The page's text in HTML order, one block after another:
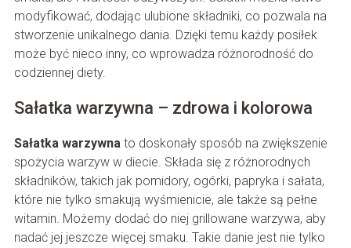
modyfikować, dodając ulubione składniki, co pozwala na
stworzenie unikalnego dania. Dzięki temu każdy posiłek
może być nieco inny, co wprowadza różnorodność do
codziennej diety.
Sałatka warzywna – zdrowa i kolorowa
Sałatka warzywnato doskonały sposób na zwiększenie
spożycia warzyw w diecie. Składa się z różnorodnych
składników, takich jak pomidory, ogórki, papryka i sałata,
które nie tylko smakują wyśmienicie, ale także są pełne
witamin. Możemy dodać do niej grillowane warzywa, aby
nadać jej jeszcze więcej smaku. Takie danie jest nie tylko